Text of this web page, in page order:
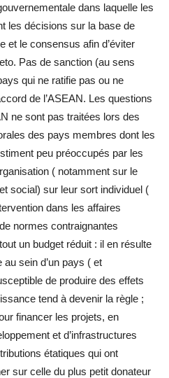
dans laquelle les
les décisions sur la base de
et le consensus afin d’éviter
Pas de sanction (au sens
qui ne ratifie pas ou ne
de l’ASEAN. Les questions
ne sont pas traitées lors des
des pays membres dont les
peu préoccupés par les
( notamment sur le
social) sur leur sort individuel (
dans les affaires
normes contraignantes
un budget réduit : il en résulte
au sein d’un pays ( et
de produire des effets
tend à devenir la règle ;
financer les projets, en
et d’infrastructures
étatiques qui ont
sur celle du plus petit donateur